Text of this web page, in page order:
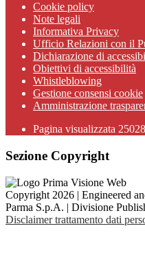
Cookie policy
Note legali
Informativa Privacy
Ufficio Relazioni con il
Dichiarazione di
Obiettivi di accessibilità
Whistleblowing
Gestione consensi cookie
Amministrazione
Pagina visualizzata
Sezione Copyright
Copyright 2026 | Engineered
Parma S.p.A. | Divisione
Disclaimer trattamento dati